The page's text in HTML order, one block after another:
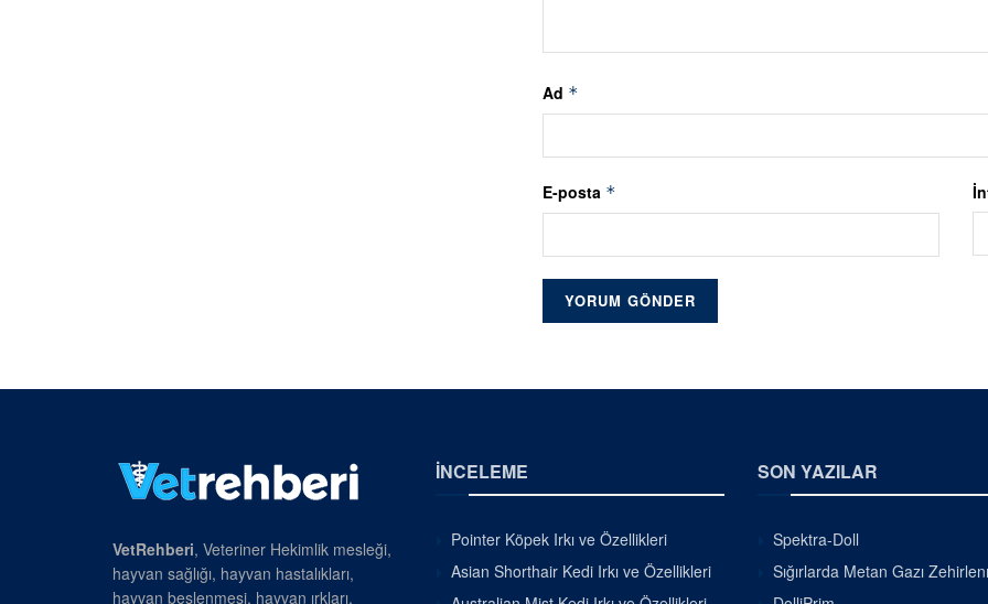
Ad *
E-posta *
VetRehberi, Veteriner Hekimlik mesleği,
hayvan sağlığı, hayvan hastalıkları,
hayvan beslenmesi, hayvan ırkları,
İNCELEME
Pointer Köpek Irkı ve Özellikleri
Asian Shorthair Kedi Irkı ve Özellikleri
SON YAZILAR
Spektra-Doll
Sığırlarda Metan Gazı